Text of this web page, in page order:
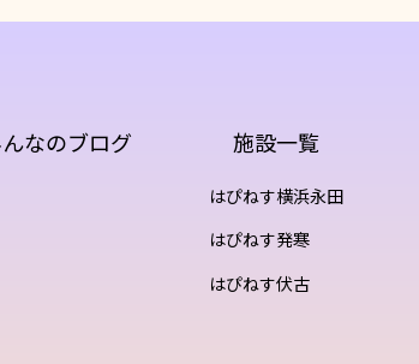
なのブログ 施設一覧
はぴねす横浜永田
はぴねす発寒
はぴねす伏古